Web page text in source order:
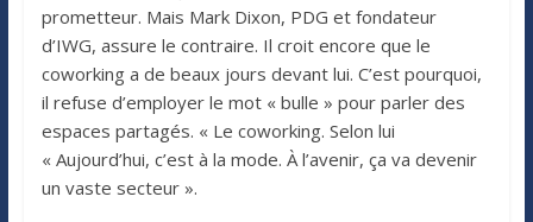
prometteur. Mais Mark Dixon, PDG et fondateur
d’IWG, assure le contraire. Il croit encore que le
coworking a de beaux jours devant lui. C’est pourquoi,
il refuse d’employer le mot « bulle » pour parler des
espaces partagés. « Le coworking. Selon lui
« Aujourd’hui, c’est à la mode. À l’avenir, ça va devenir
un vaste secteur ».